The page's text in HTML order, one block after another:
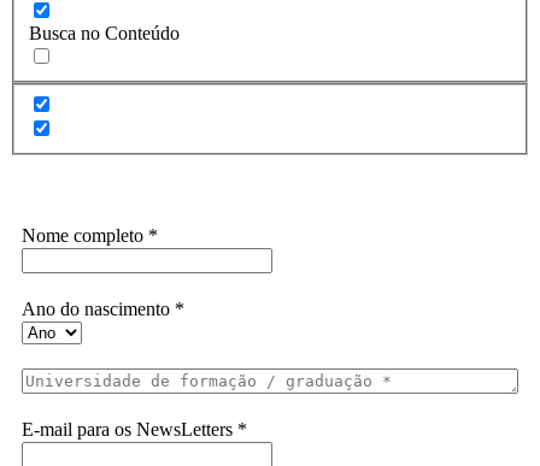
Busca no Conteúdo
Nome completo *
Ano do nascimento *
E-mail para os NewsLetters *